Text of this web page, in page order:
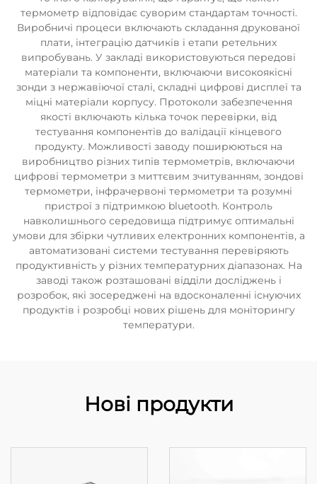
термометр відповідає суворим стандартам точності.
Виробничі процеси включають складання друкованої
плати, інтеграцію датчиків і етапи ретельних
випробувань. У закладі використовуються передові
матеріали та компоненти, включаючи високоякісні
зонди з нержавіючої сталі, складні цифрові дисплеї та
міцні матеріали корпусу. Протоколи забезпечення
якості включають кілька точок перевірки, від
тестування компонентів до валідації кінцевого
продукту. Можливості заводу поширюються на
виробництво різних типів термометрів, включаючи
цифрові термометри з миттєвим зчитуванням, зондові
термометри, інфрачервоні термометри та розумні
пристрої з підтримкою bluetooth. Контроль
навколишнього середовища підтримує оптимальні
умови для збірки чутливих електронних компонентів, а
автоматизовані системи тестування перевіряють
продуктивність у різних температурних діапазонах. На
заводі також розташовані відділи досліджень і
розробок, які зосереджені на вдосконаленні існуючих
продуктів і розробці нових рішень для моніторингу
температури.
Нові продукти